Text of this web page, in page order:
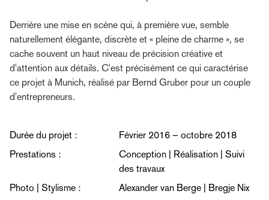
Derrière une mise en scène qui, à première vue, semble
naturellement élégante, discrète et « pleine de charme », se
cache souvent un haut niveau de précision créative et
d'attention aux détails. C'est précisément ce qui caractérise
ce projet à Munich, réalisé par Bernd Gruber pour un couple
d'entrepreneurs.
Durée du projet :
Février 2016 – octobre 2018
Prestations :
Conception | Réalisation | Suivi
des travaux
Photo | Stylisme :
Alexander van Berge | Bregje Nix